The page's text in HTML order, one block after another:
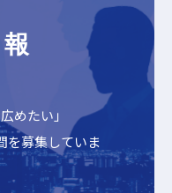
めたい」
を募集していま